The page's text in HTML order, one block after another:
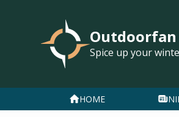
Outdoorfan
Spice up your
HOME